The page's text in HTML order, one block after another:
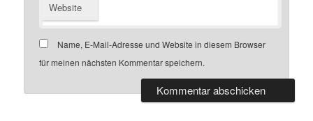
Website
Name, E-Mail-Adresse und Website in diesem Browser
für meinen nächsten Kommentar speichern.